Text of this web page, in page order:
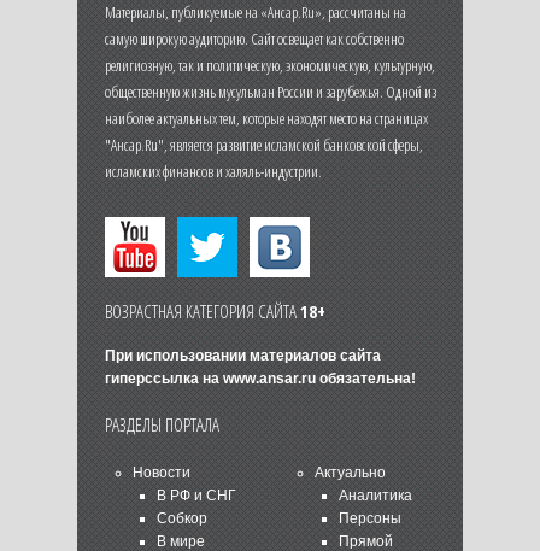
Материалы, публикуемые на «Ансар.Ru», рассчитаны на
самую широкую аудиторию. Сайт освещает как собственно
религиозную, так и политическую, экономическую, культурную,
общественную жизнь мусульман России и зарубежья. Одной из
наиболее актуальных тем, которые находят место на страницах
"Ансар.Ru", является развитие исламской банковской сферы,
исламских финансов и халяль-индустрии.
ВОЗРАСТНАЯ КАТЕГОРИЯ САЙТА18+
При использовании материалов сайта
гиперссылка на www.ansar.ruобязательна!
РАЗДЕЛЫ ПОРТАЛА
Новости
В РФ и СНГ
Собкор
В мире
Актуально
Аналитика
Персоны
Прямой